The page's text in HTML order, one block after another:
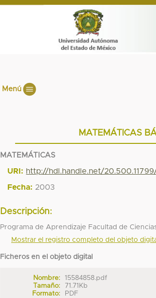
Menú
MATEMÁTICAS
MATEMÁTICAS
URI: http://hdl.handle.net/
Fecha: 2003
Descripción:
Programa de Aprendizaje Facultad de
Mostrar el registro completo del objeto
Ficheros en el objeto digital
Nombre:
15584858.pdf
Tamaño:
71.71Kb
Formato:
PDF